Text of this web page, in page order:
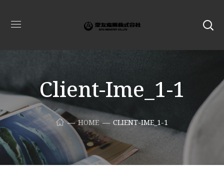
Client-Ime_1-1
HOME CLIENT-IME_1-1